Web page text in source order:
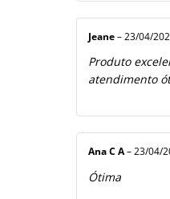
Jeane – 23/04/
Produto
atendimento
Ana C A– 23/04/
Ótima